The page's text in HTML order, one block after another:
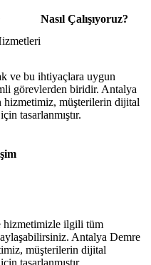
Nasıl Çalışıyoruz?
ve bu ihtiyaçlara uygun
görevlerden biridir. Antalya
hizmetimiz, müşterilerin dijital
tasarlanmıştır.
hizmetimizle ilgili tüm
Antalya Demre
müşterilerin dijital
tasarlanmıştır.